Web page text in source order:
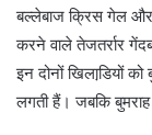
बल्‍लेबाज क्रिस गेल
करने वाले तेजतर्रार
इन दोनों खिलाडि़यों
लगती हैं। जबकि